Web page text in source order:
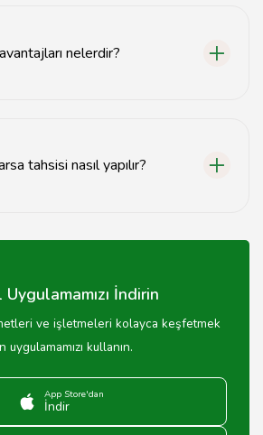
nelerdir?
tahsisi nasıl yapılır?
etmeniz gerekmektedir.
İndirin
ve işletmeleri kolayca keşfetmek
uygulamamızı kullanın.
App Store'dan
İndir